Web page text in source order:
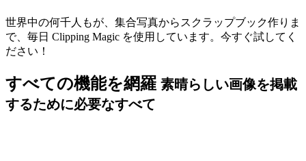
世界中の何千人もが、集合写真からスクラップブック作りま
で、毎日 Clipping Magic を使用しています。今すぐ試してく
ださい！
すべての機能を網羅 素晴らしい画像を掲載
するために必要なすべて